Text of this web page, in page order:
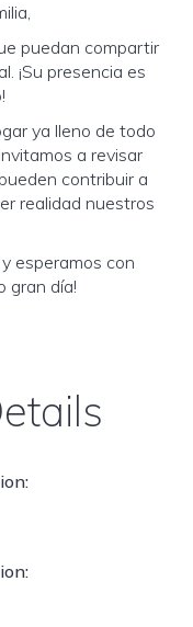
puedan compartir
¡Su presencia es
ya lleno de todo
a revisar
contribuir a
realidad nuestros
esperamos con
gran día!